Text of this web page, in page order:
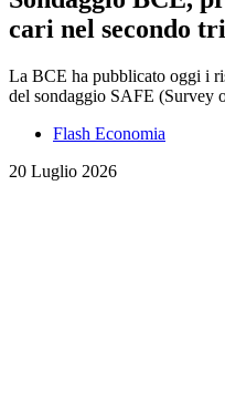
cari nel secondo
La BCE ha pubblicato oggi i
del sondaggio SAFE (Survey
Flash Economia
20 Luglio 2026